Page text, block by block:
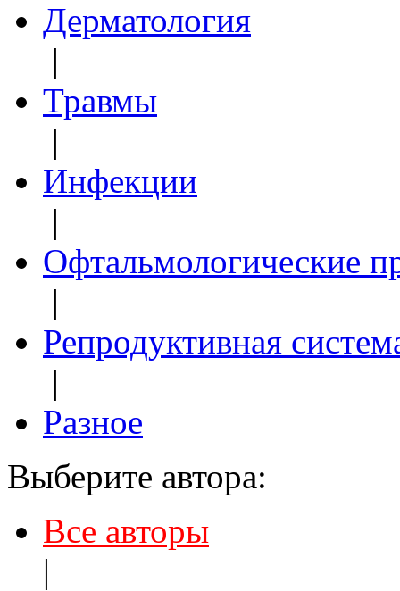
Дерматология
|
Травмы
|
Инфекции
|
Офтальмологические
|
Репродуктивная
|
Разное
Выберите автора:
Все авторы
|